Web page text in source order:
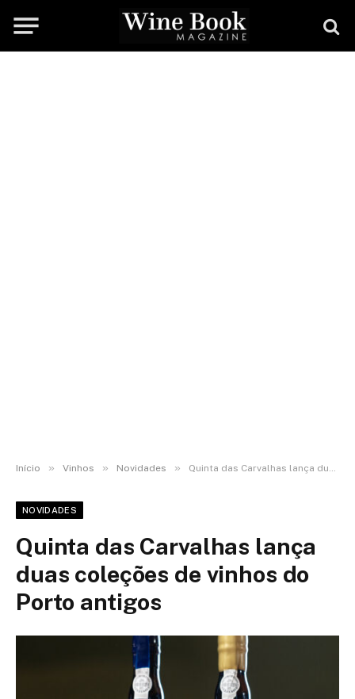
Início » Vinhos » Novidades » Quinta das Carvalhas lança duas coleções de vinhos do Porto antigos
NOVIDADES
Quinta das Carvalhas lança
duas coleções de vinhos do
Porto antigos